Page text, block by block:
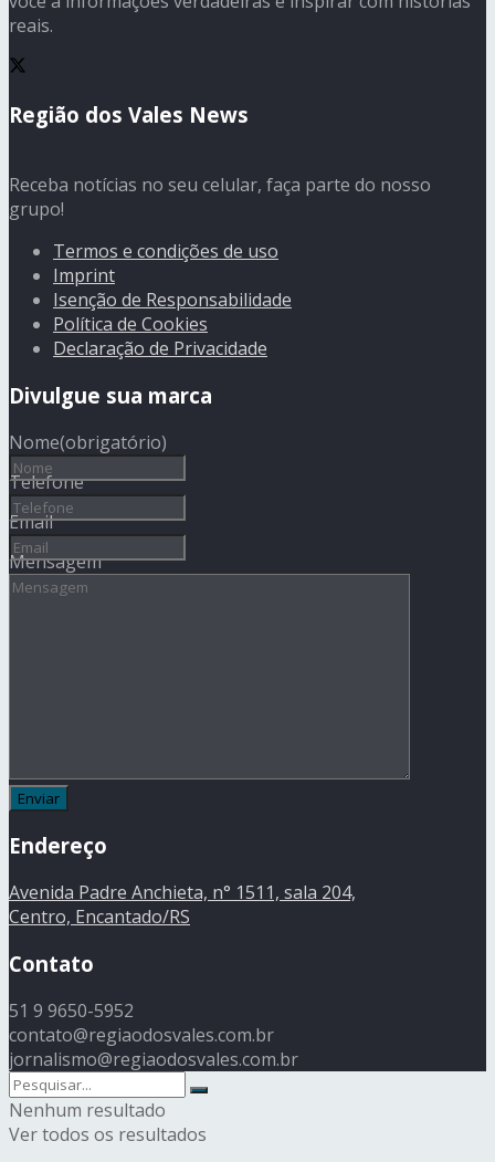
reais.
Região dos Vales News
Receba notícias no seu celular, faça parte do nosso
grupo!
Termos e condições de uso
Imprint
Isenção de Responsabilidade
Política de Cookies
Declaração de Privacidade
Divulgue sua marca
Nome(obrigatório)
Telefone
Email
Mensagem
Endereço
Avenida Padre Anchieta, n° 1511, sala 204,
Centro, Encantado/RS
Contato
51 9 9650-5952
contato@regiaodosvales.com.br
jornalismo@regiaodosvales.com.br
Nenhum resultado
Ver todos os resultados